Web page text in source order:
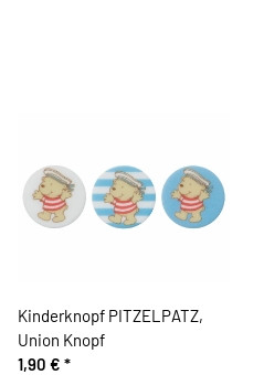
Kinderknopf PITZELPATZ,
Union Knopf
1,90 € *